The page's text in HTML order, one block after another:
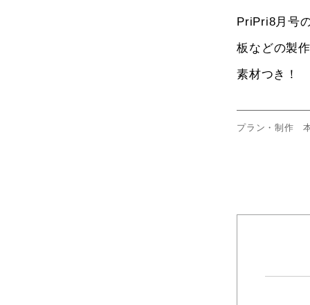
PriPri8月号
板などの製
素材つき！
プラン・制作